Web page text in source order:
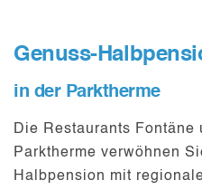
Genuss-
in der Parktherme
Die Restaurants Fontäne
Parktherme verwöhnen
Halbpension mit